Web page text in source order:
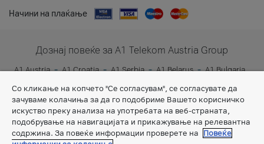
Начини на плаќање
Дознај повеќе за A1 Telekom Austria Group
A1 Austria A1 Croatia A1 Serbia A1 Belarus
A1 Bulgaria
Со кликање на копчето "Се согласувам", се согласувате да
зачуваме колачиња за да го подобриме Вашето корисничко
искуство преку анализа на употребата на веб-страната,
подобрување на навигацијата и прикажување на релевантна
содржина. За повеќе информации проверете на
Повеќе